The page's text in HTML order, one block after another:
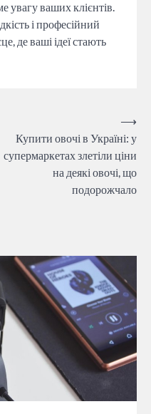
увагу ваших клієнтів.
і професійний
де ваші ідеї стають
Купити овочі в Україні: у
супермаркетах злетіли ціни
на деякі овочі, що
подорожчало
⟶